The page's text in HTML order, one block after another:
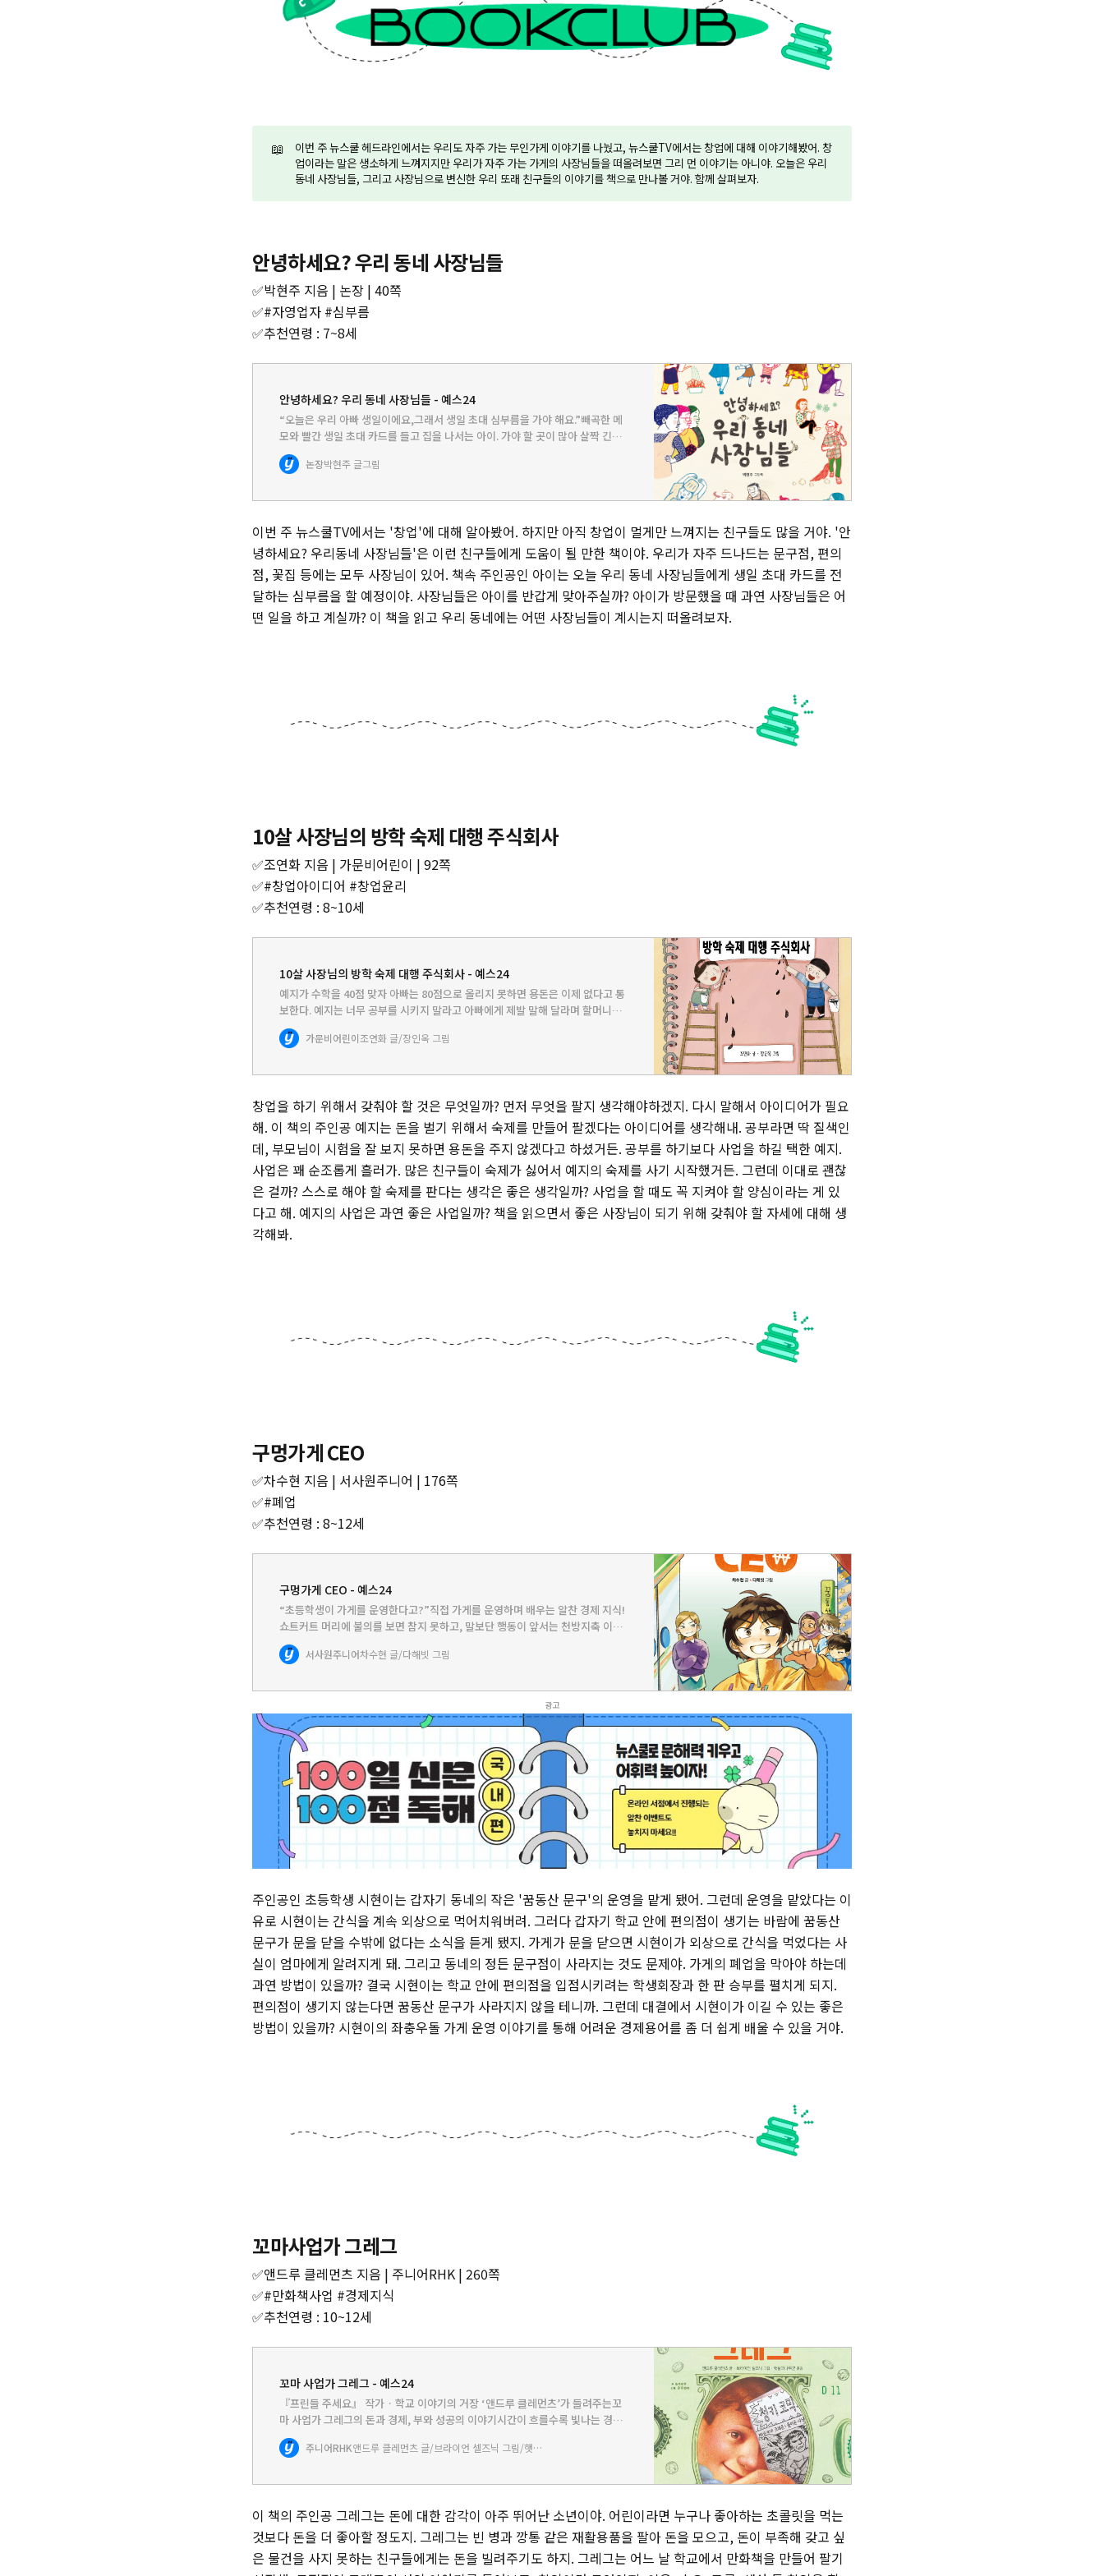
📖
이번 주 뉴스쿨 헤드라인에서는 우리도 자주 가는 무인가게 이야기를 나눴고, 뉴스쿨TV에서는 창업에 대해 이야기해봤어. 창
업이라는 말은 생소하게 느껴지지만 우리가 자주 가는 가게의 사장님들을 떠올려보면 그리 먼 이야기는 아니야. 오늘은 우리
동네 사장님들, 그리고 사장님으로 변신한 우리 또래 친구들의 이야기를 책으로 만나볼 거야. 함께 살펴보자.
안녕하세요? 우리 동네 사장님들
✅박현주 지음 | 논장 | 40쪽
✅#자영업자 #심부름
✅추천연령 : 7~8세
안녕하세요? 우리 동네 사장님들 - 예스24
“오늘은 우리 아빠 생일이에요,그래서 생일 초대 심부름을 가야 해요.”빼곡한 메
모와 빨간 생일 초대 카드를 들고 집을 나서는 아이. 가야 할 곳이 많아 살짝 긴장
했을까? 맨 먼저 맛있는 고기를 파는 우리 동네 부부정육점에 가서 “오늘 저녁밥
먹지 말고 골목 식…
논장박현주 글그림
이번 주 뉴스쿨TV에서는 '창업'에 대해 알아봤어. 하지만 아직 창업이 멀게만 느껴지는 친구들도 많을 거야. '안
녕하세요? 우리동네 사장님들'은 이런 친구들에게 도움이 될 만한 책이야. 우리가 자주 드나드는 문구점, 편의
점, 꽃집 등에는 모두 사장님이 있어. 책속 주인공인 아이는 오늘 우리 동네 사장님들에게 생일 초대 카드를 전
달하는 심부름을 할 예정이야. 사장님들은 아이를 반갑게 맞아주실까? 아이가 방문했을 때 과연 사장님들은 어
떤 일을 하고 계실까? 이 책을 읽고 우리 동네에는 어떤 사장님들이 계시는지 떠올려보자.
10살 사장님의 방학 숙제 대행 주식회사
✅조연화 지음 | 가문비어린이 | 92쪽
✅#창업아이디어 #창업윤리
✅추천연령 : 8~10세
10살 사장님의 방학 숙제 대행 주식회사 - 예스24
예지가 수학을 40점 맞자 아빠는 80점으로 올리지 못하면 용돈은 이제 없다고 통
보한다. 예지는 너무 공부를 시키지 말라고 아빠에게 제발 말해 달라며 할머니를
조른다. 할머니는 방학 동안 10만 원을 벌어오면 예지의 청을 들어주겠다고 한다.
예지는 궁리 끝에…
가문비어린이조연화 글/장인옥 그림
창업을 하기 위해서 갖춰야 할 것은 무엇일까? 먼저 무엇을 팔지 생각해야하겠지. 다시 말해서 아이디어가 필요
해. 이 책의 주인공 예지는 돈을 벌기 위해서 숙제를 만들어 팔겠다는 아이디어를 생각해내. 공부라면 딱 질색인
데, 부모님이 시험을 잘 보지 못하면 용돈을 주지 않겠다고 하셨거든. 공부를 하기보다 사업을 하길 택한 예지.
사업은 꽤 순조롭게 흘러가. 많은 친구들이 숙제가 싫어서 예지의 숙제를 사기 시작했거든. 그런데 이대로 괜찮
은 걸까? 스스로 해야 할 숙제를 판다는 생각은 좋은 생각일까? 사업을 할 때도 꼭 지켜야 할 양심이라는 게 있
다고 해. 예지의 사업은 과연 좋은 사업일까? 책을 읽으면서 좋은 사장님이 되기 위해 갖춰야 할 자세에 대해 생
각해봐.
구멍가게 CEO
✅차수현 지음 | 서사원주니어 | 176쪽
✅#폐업
✅추천연령 : 8~12세
구멍가게 CEO - 예스24
“초등학생이 가게를 운영한다고?”직접 가게를 운영하며 배우는 알찬 경제 지식!
쇼트커트 머리에 불의를 보면 참지 못하고, 말보단 행동이 앞서는 천방지축 이시
현. 시현은 동네에 쓰러져 가는 구멍가게 주인 통감자 할매의 목숨을 구한 것을 계
기로 ‘꿈동산 문구’의 지…
서사원주니어차수현 글/다해빗 그림
광고
주인공인 초등학생 시현이는 갑자기 동네의 작은 '꿈동산 문구'의 운영을 맡게 됐어. 그런데 운영을 맡았다는 이
유로 시현이는 간식을 계속 외상으로 먹어치워버려. 그러다 갑자기 학교 안에 편의점이 생기는 바람에 꿈동산
문구가 문을 닫을 수밖에 없다는 소식을 듣게 됐지. 가게가 문을 닫으면 시현이가 외상으로 간식을 먹었다는 사
실이 엄마에게 알려지게 돼. 그리고 동네의 정든 문구점이 사라지는 것도 문제야. 가게의 폐업을 막아야 하는데
과연 방법이 있을까? 결국 시현이는 학교 안에 편의점을 입점시키려는 학생회장과 한 판 승부를 펼치게 되지.
편의점이 생기지 않는다면 꿈동산 문구가 사라지지 않을 테니까. 그런데 대결에서 시현이가 이길 수 있는 좋은
방법이 있을까? 시현이의 좌충우돌 가게 운영 이야기를 통해 어려운 경제용어를 좀 더 쉽게 배울 수 있을 거야.
꼬마사업가 그레그
✅앤드루 클레먼츠 지음 | 주니어RHK | 260쪽
✅#만화책사업 #경제지식
✅추천연령 : 10~12세
꼬마 사업가 그레그 - 예스24
『프린들 주세요』 작가 · 학교 이야기의 거장 ‘앤드루 클레먼츠’가 들려주는꼬
마 사업가 그레그의 돈과 경제, 부와 성공의 이야기시간이 흐를수록 빛나는 경제
동화, 『꼬마 사업가 그레그』 재출간! 크리스토퍼상 수상 작가 X 칼데콧상 수상
작가 현직 초등 교사 이…
주니어RHK 앤드루 클레먼츠 글/브라이언 셀즈닉 그림/햇살과나무꾼 역
이 책의 주인공 그레그는 돈에 대한 감각이 아주 뛰어난 소년이야. 어린이라면 누구나 좋아하는 초콜릿을 먹는
것보다 돈을 더 좋아할 정도지. 그레그는 빈 병과 깡통 같은 재활용품을 팔아 돈을 모으고, 돈이 부족해 갖고 싶
은 물건을 사지 못하는 친구들에게는 돈을 빌려주기도 하지. 그레그는 어느 날 학교에서 만화책을 만들어 팔기